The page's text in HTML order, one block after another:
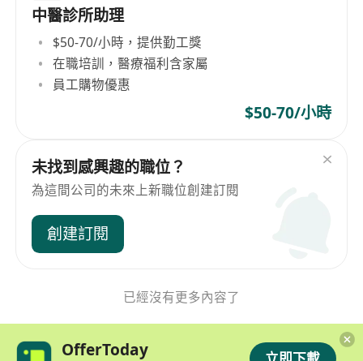
中醫診所助理
$50-70/小時，提供勤工獎
在職培訓，醫療福利含家屬
員工購物優惠
$50-70/小時
未找到感興趣的職位？
為這間公司的未來上新職位創建訂閱
創建訂閱
已經沒有更多內容了
OfferToday